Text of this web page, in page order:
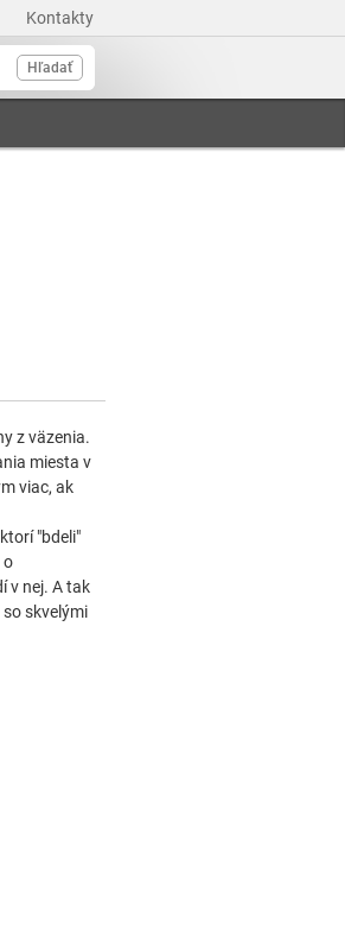
Kontakty
Hľadať
z väzenia.
miesta v
viac, ak
"bdeli"
o
v nej. A tak
skvelými